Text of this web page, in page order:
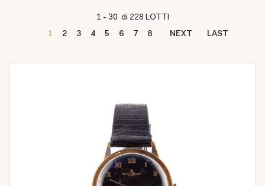
1 - 30 di 228 LOTTI
1
2 3 4 5 6 7 8 NEXT LAST